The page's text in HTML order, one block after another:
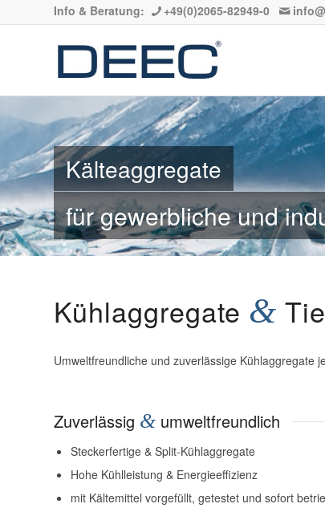
Info & Beratung: +49(0)2065-82949-0
Kälteaggregate
für gewerbliche und
Kühlaggregate &
Umweltfreundliche und zuverlässige Kühlaggregate
Zuverlässig & umweltfreundlich
Steckerfertige & Split-Kühlaggregate
Hohe Kühlleistung & Energieeffizienz
mit Kältemittel vorgefüllt, getestet und sofort